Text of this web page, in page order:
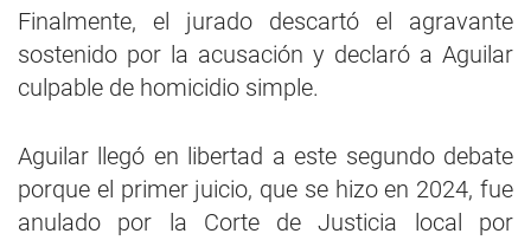
Finalmente, el jurado descartó el agravante
sostenido por la acusación y declaró a Aguilar
culpable de homicidio simple.
Aguilar llegó en libertad a este segundo debate
porque el primer juicio, que se hizo en 2024, fue
anulado por la Corte de Justicia local por